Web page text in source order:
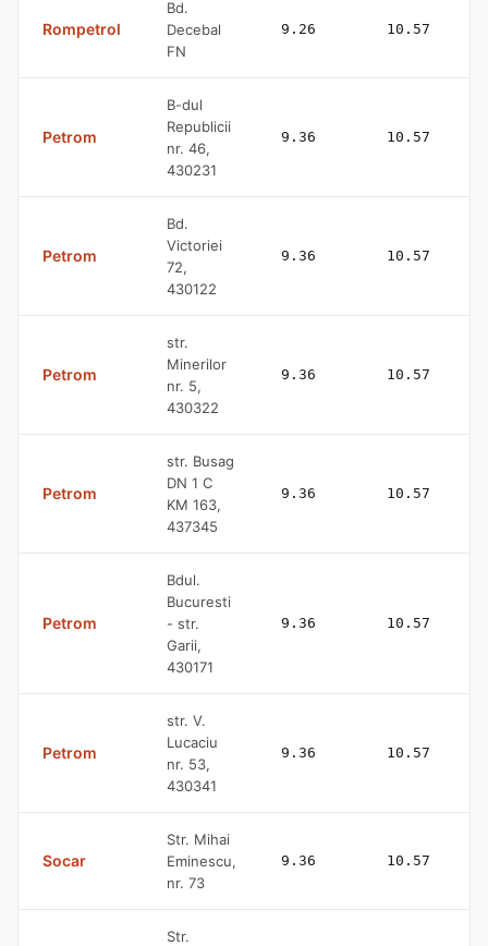
Rompetrol
Bd.
Decebal
FN
9.26 10.57
Petrom
B-dul
Republicii
nr. 46,
430231
9.36 10.57
Petrom
Bd.
Victoriei
72,
430122
9.36 10.57
Petrom
str.
Minerilor
nr. 5,
430322
9.36 10.57
Petrom
str. Busag
DN 1 C
KM 163,
437345
9.36 10.57
Petrom
Bdul.
Bucuresti
- str.
Garii,
430171
9.36 10.57
Petrom
str. V.
Lucaciu
nr. 53,
430341
9.36 10.57
Socar
Str. Mihai
Eminescu,
nr. 73
9.36 10.57
Str.